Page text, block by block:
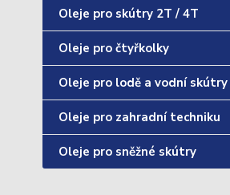
Oleje pro skútry 2T / 4T
Oleje pro čtyřkolky
Oleje pro lodě a vodní skútry
Oleje pro zahradní techniku
Oleje pro sněžné skútry